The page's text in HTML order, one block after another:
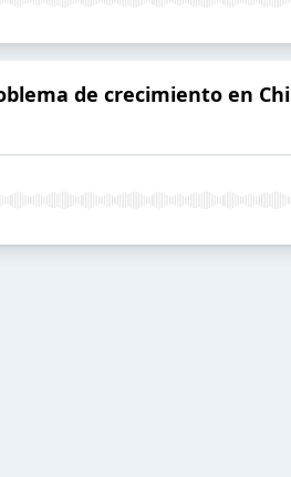
de crecimiento en